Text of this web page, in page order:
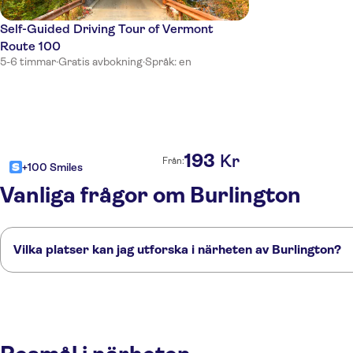
Self-Guided Driving Tour of Vermont
Route 100
5-6 timmar·Gratis avbokning·Språk: en
+100 Smiles Från:193 Kr
Vanliga frågor om Burlington
Vilka platser kan jag utforska i närheten av Burlington?